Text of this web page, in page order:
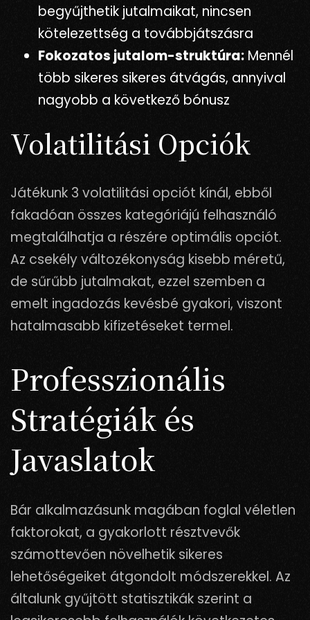
begyűjthetik jutalmaikat, nincsen
kötelezettség a továbbjátszásra
Fokozatos jutalom-struktúra: Mennél
több sikeres sikeres átvágás, annyival
nagyobb a következő bónusz
Volatilitási Opciók
Játékunk 3 volatilitási opciót kínál, ebből
fakadóan összes kategóriájú felhasználó
megtalálhatja a részére optimális opciót.
Az csekély változékonyság kisebb méretű,
de sűrűbb jutalmakat, ezzel szemben a
emelt ingadozás kevésbé gyakori, viszont
hatalmasabb kifizetéseket termel.
Professzionális
Stratégiák és
Javaslatok
Bár alkalmazásunk magában foglal véletlen
faktorokat, a gyakorlott résztvevők
számottevően növelhetik sikeres
lehetőségeiket átgondolt módszerekkel. Az
általunk gyűjtött statisztikák szerint a